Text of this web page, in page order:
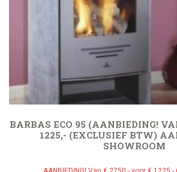
BARBAS ECO 95 (AANBIEDING!
1225,- (EXCLUSIEF BTW)
SHOWROOM